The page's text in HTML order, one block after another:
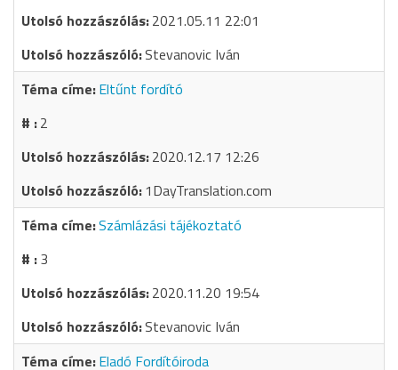
2021.05.11 22:01
Stevanovic Iván
Eltűnt fordító
2
2020.12.17 12:26
1DayTranslation.com
Számlázási tájékoztató
3
2020.11.20 19:54
Stevanovic Iván
Eladó Fordítóiroda